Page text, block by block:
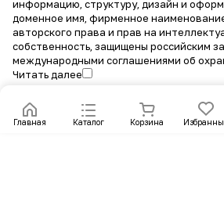
Главная Каталог Корзина
информацию, структуру, дизайн и
доменное имя, фирменное
авторского права и прав на
собственность, защищены российским
международными соглашениями об
Читать далее